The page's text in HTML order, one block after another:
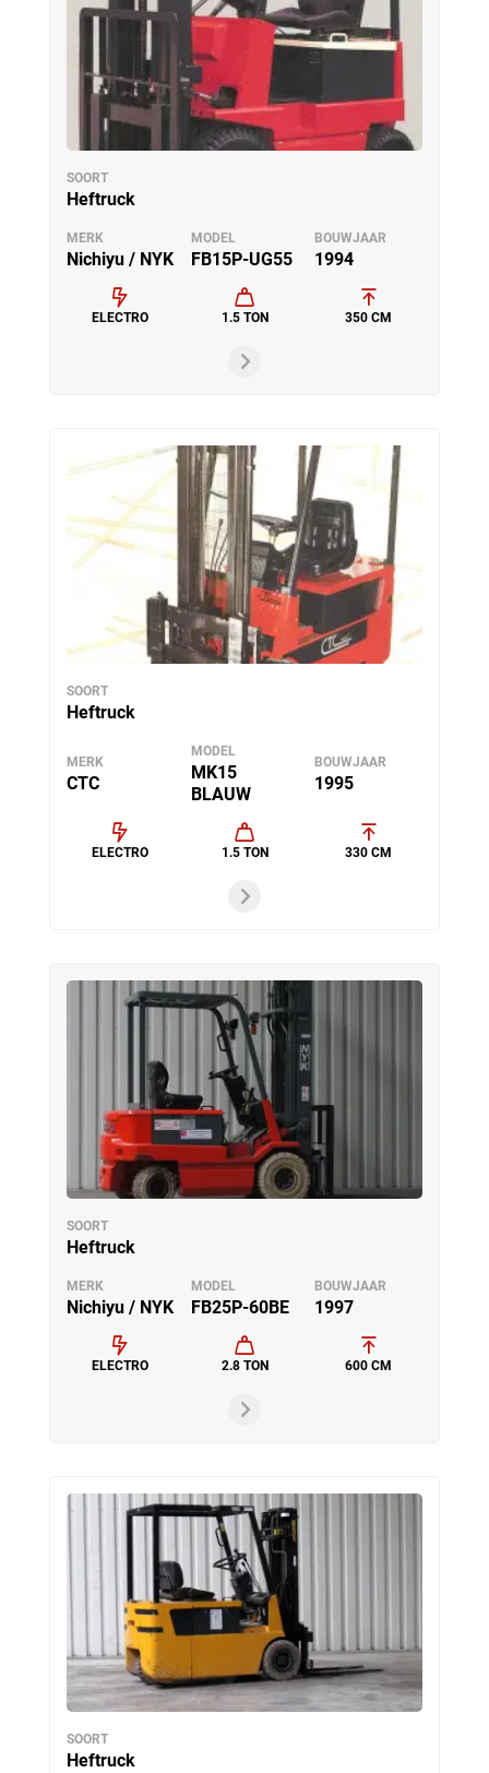
SOORT
Heftruck
MERK
Nichiyu / NYK
MODEL
FB15P-UG55
BOUWJAAR
1994
ELECTRO 1.5 TON 350 CM
SOORT
Heftruck
MERK
CTC
MODEL
MK15
BLAUW
BOUWJAAR
1995
ELECTRO 1.5 TON 330 CM
SOORT
Heftruck
MERK
Nichiyu / NYK
MODEL
FB25P-60BE
BOUWJAAR
1997
ELECTRO 2.8 TON 600 CM
SOORT
Heftruck